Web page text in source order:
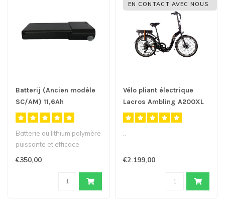
Batterij (Ancien modèle
SC/AM) 11,6Ah
Batterie au lithium polymère
puissante et efficace
€350,00
EN CONTACT AVEC NOUS
Vélo pliant électrique
Lacros Ambling A200XL
€2.199,00